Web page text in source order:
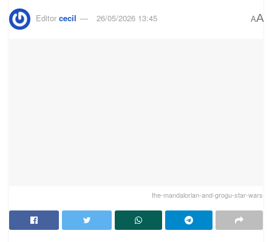
Editor cecil 26/05/2026 13:45 AA
the-mandalorian-and-grogu-star-wars